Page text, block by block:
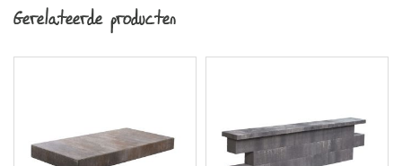
Gerelateerde producten